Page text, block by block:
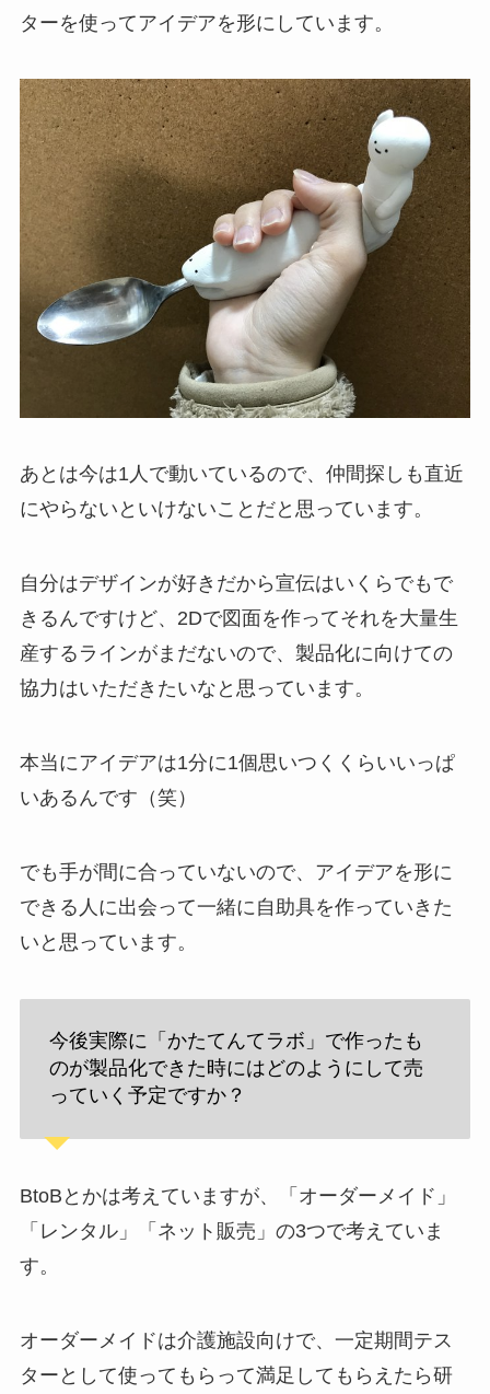
ターを使ってアイデアを形にしています。
あとは今は1人で動いているので、仲間探しも直近
にやらないといけないことだと思っています。
自分はデザインが好きだから宣伝はいくらでもで
きるんですけど、2Dで図面を作ってそれを大量生
産するラインがまだないので、製品化に向けての
協力はいただきたいなと思っています。
本当にアイデアは1分に1個思いつくくらいいっぱ
いあるんです（笑）
でも手が間に合っていないので、アイデアを形に
できる人に出会って一緒に自助具を作っていきた
いと思っています。
今後実際に「かたてんてラボ」で作ったも
のが製品化できた時にはどのようにして売
っていく予定ですか？
BtoBとかは考えていますが、「オーダーメイド」
「レンタル」「ネット販売」の3つで考えていま
す。
オーダーメイドは介護施設向けで、一定期間テス
ターとして使ってもらって満足してもらえたら研